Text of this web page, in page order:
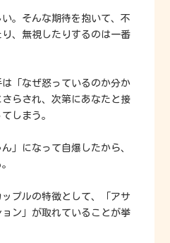
。そんな期待を抱いて、不
、無視したりするのは一番
「なぜ怒っているのか分か
らされ、次第にあなたと接
しまう。
」になって自爆したから、
プルの特徴として、「アサ
ン」が取れていることが挙